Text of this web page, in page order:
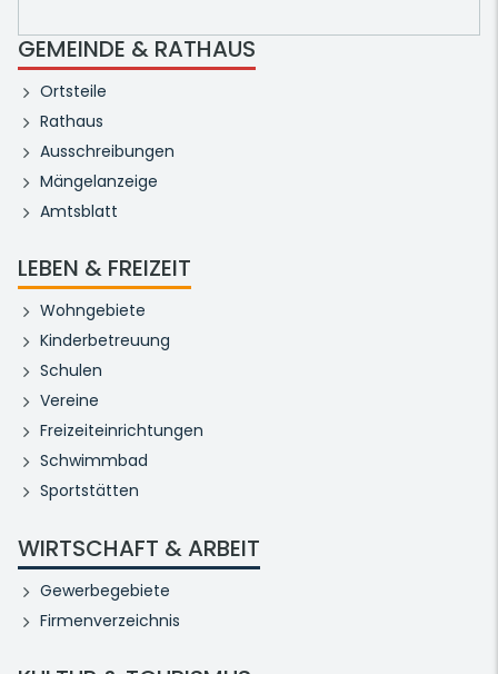
GEMEINDE & RATHAUS
Ortsteile
Rathaus
Ausschreibungen
Mängelanzeige
Amtsblatt
LEBEN & FREIZEIT
Wohngebiete
Kinderbetreuung
Schulen
Vereine
Freizeiteinrichtungen
Schwimmbad
Sportstätten
WIRTSCHAFT & ARBEIT
Gewerbegebiete
Firmenverzeichnis